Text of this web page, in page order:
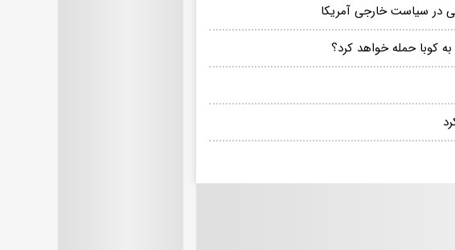
در سیاست خارجی آمریکا
کوبا حمله خواهد کرد؟